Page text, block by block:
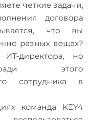
четкие задачи,
договора
что вы
разных вещах?
директора, но
этого
сотрудника в
команда KEY4